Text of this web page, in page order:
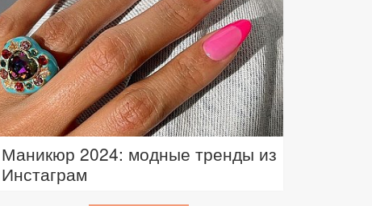
Маникюр 2024: модные тренды из
Инстаграм